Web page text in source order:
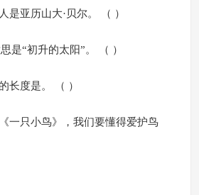
亚历山大·贝尔。 （ ）
是“初升的太阳”。 （ ）
长度是。 （ ）
一只小鸟》，我们要懂得爱护鸟